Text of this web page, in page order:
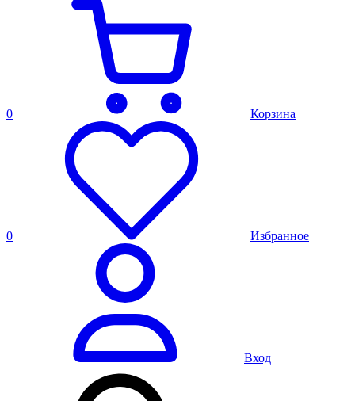
0 Корзина
0 Избранное
Вход